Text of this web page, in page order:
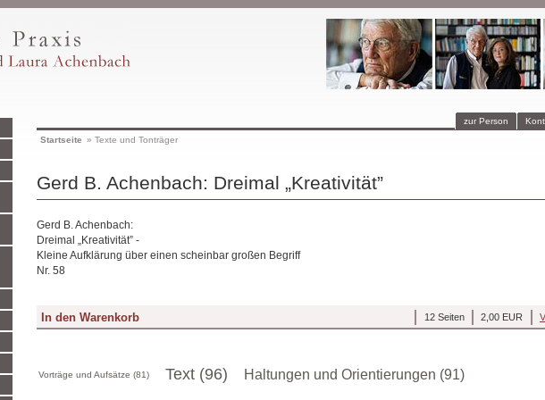
zur Person
Startseite » Texte und Tonträger
Gerd B. Achenbach: Dreimal „Kreativität”
Gerd B. Achenbach:
Dreimal „Kreativität” -
Kleine Aufklärung über einen scheinbar großen Begriff
Nr. 58
2,00 EUR
12 Seiten
Vorträge und Aufsätze (81) Text (96) Haltungen und Orientierungen (91)